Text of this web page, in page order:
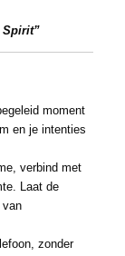
Spirit”
moment
en je intenties
verbind met
Laat de
zonder